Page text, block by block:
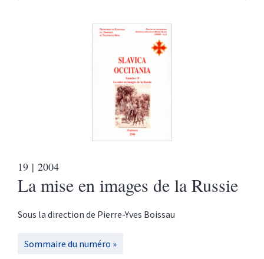
19 | 2004
La mise en images de la Russie
Sous la direction de Pierre-Yves Boissau
Sommaire du numéro